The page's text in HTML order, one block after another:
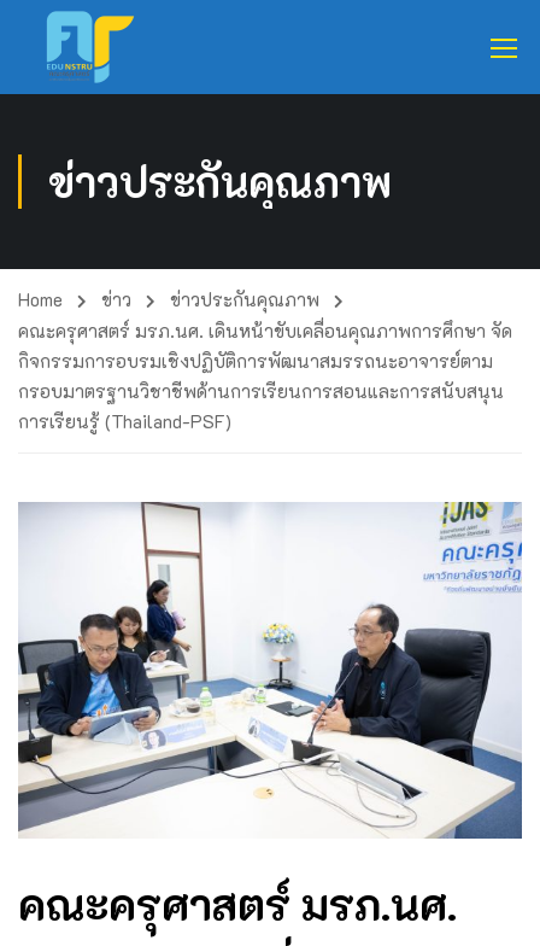
ข่าวประกันคุณภาพ
Home ข่าว
ข่าวประกันคุณภาพ
คณะครุศาสตร์ มรภ.นศ. เดินหน้าขับเคลื่อนคุณภาพการศึกษา จัด
กิจกรรมการอบรมเชิงปฏิบัติการพัฒนาสมรรถนะอาจารย์ตาม
กรอบมาตรฐานวิชาชีพด้านการเรียนการสอนและการสนับสนุน
การเรียนรู้ (Thailand-PSF)
คณะครุศาสตร์ มรภ.นศ.